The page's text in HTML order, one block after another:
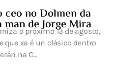
para a
Semana Cultural
para todos os
converter a primeira